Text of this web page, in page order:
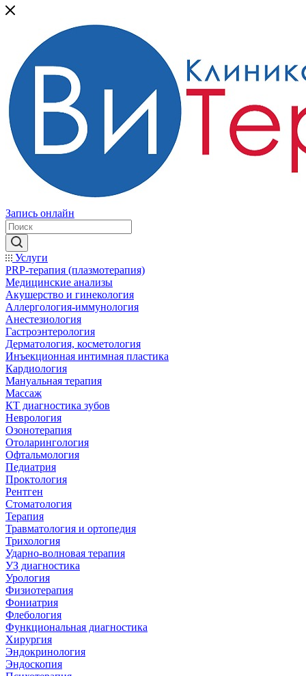
Запись онлайн
Услуги
PRP-терапия (плазмотерапия)
Медицинские анализы
Акушерство и гинекология
Аллергология-иммунология
Анестезиология
Гастроэнтерология
Дерматология, косметология
Инъекционная интимная пластика
Кардиология
Мануальная терапия
Массаж
КТ диагностика зубов
Неврология
Озонотерапия
Отоларингология
Офтальмология
Педиатрия
Проктология
Рентген
Стоматология
Терапия
Травматология и ортопедия
Трихология
Ударно-волновая терапия
УЗ диагностика
Урология
Физиотерапия
Фониатрия
Флебология
Функциональная диагностика
Хирургия
Эндокринология
Эндоскопия